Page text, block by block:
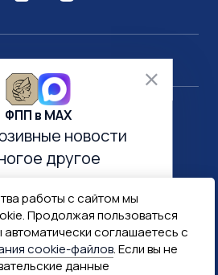
работы с сайтом мы
Продолжая пользоваться
соглашаетесь с
cookie-файлов. Если вы не
данные
Госключ
ФПП в МАХ
новости
другое